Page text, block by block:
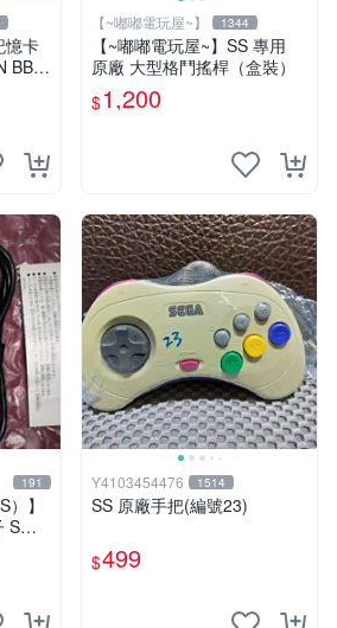
憶卡
BB0
【~嘟嘟電玩屋~】 1344
【~嘟嘟電玩屋~】SS 專用
原廠 大型格鬥搖桿（盒裝）
$1,200
191
）】
S端
日
Y4103454476 1514
SS 原廠手把(編號23)
$499